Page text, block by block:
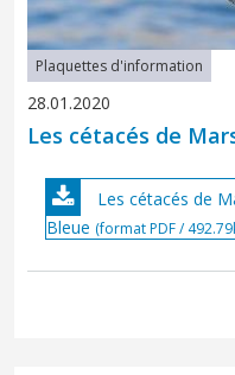
Plaquettes d'information
28.01.2020
Les cétacés de
Les cétacés de
Bleue (format PDF /